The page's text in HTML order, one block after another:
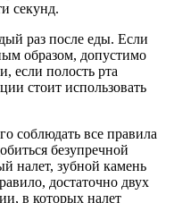
секунд.
раз после еды. Если
образом, допустимо
если полость рта
стоит использовать
соблюдать все правила
безупречной
налет, зубной камень
достаточно двух
в которых налет